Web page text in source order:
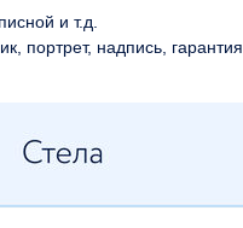
и т.д.
портрет, надпись, гарантия.